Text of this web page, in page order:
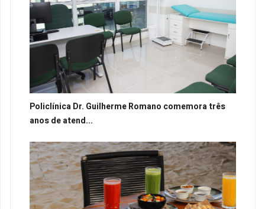
Policlínica Dr. Guilherme Romano comemora três
anos de atend...